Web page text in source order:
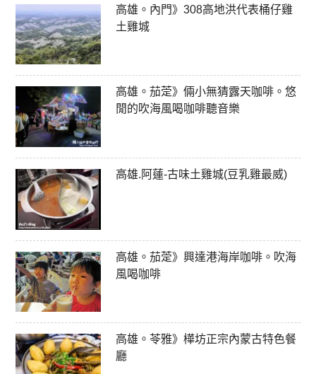
高雄。內門》308高地洪代表桶仔雞
土雞城
高雄。茄萣》倆小無猜露天咖啡。悠
閒的吹海風喝咖啡聽音樂
高雄.阿蓮-古味土雞城(豆乳雞最威)
高雄。茄萣》興達港海岸咖啡。吹海
風喝咖啡
高雄。苓雅》樺坊正宗內蒙古特色餐
廳